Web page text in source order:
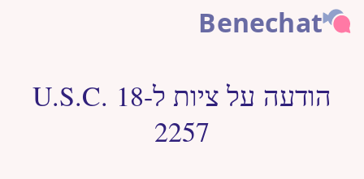
Benechat
הודעה על ציות ל-18 U.S.C.
2257